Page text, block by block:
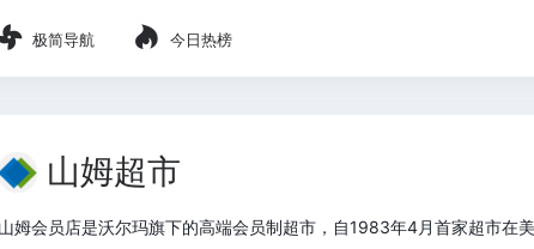
极简导航 今日热榜
山姆超市
山姆会员店是沃尔玛旗下的高端会员制超市，自1983年4月首家超市在